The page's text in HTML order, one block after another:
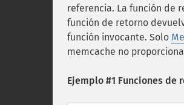
referencia. La función de
función de retorno
función invocante. Solo
memcache no
Ejemplo #1 Funciones de